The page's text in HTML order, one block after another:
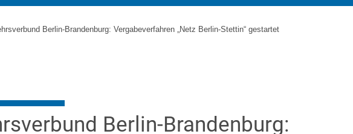
Berlin-Brandenburg: Vergabeverfahren „Netz Berlin-Stettin“ gestartet
Berlin-Brandenburg: